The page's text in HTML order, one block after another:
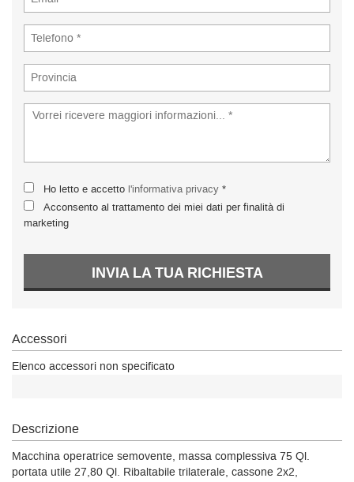
Ho letto e accetto l'informativa privacy *
Acconsento al trattamento dei miei dati per finalità di
marketing
INVIA LA TUA RICHIESTA
Accessori
Elenco accessori non specificato
Descrizione
Macchina operatrice semovente, massa complessiva 75 Ql.
portata utile 27,80 Ql. Ribaltabile trilaterale, cassone 2x2,